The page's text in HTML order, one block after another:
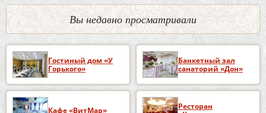
Вы недавно просматривали
Гостиный дом «У
Горького»
Банкетный зал
санаторий «Дон»
Кафе «ВитМар»
Ресторан